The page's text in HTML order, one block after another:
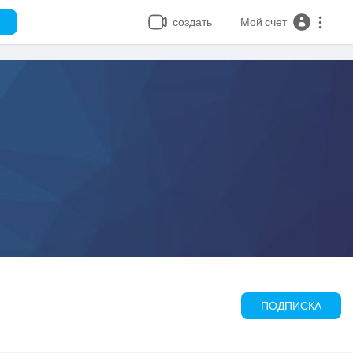
создать Мой счет
ПОДПИСКА